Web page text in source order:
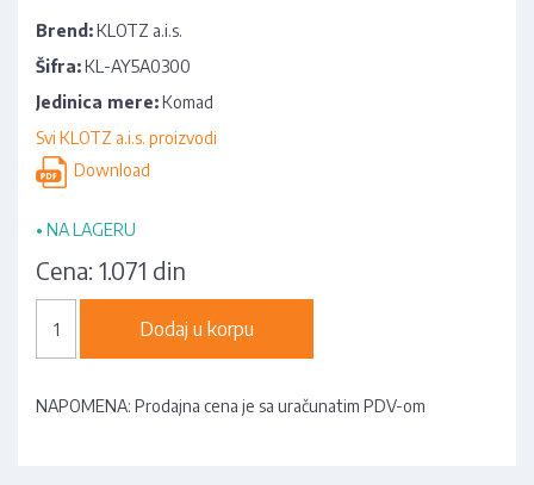
Brend:KLOTZ a.i.s.
Šifra:KL-AY5A0300
Jedinica mere:Komad
Svi KLOTZ a.i.s. proizvodi
Download
• NA LAGERU
Cena: 1.071 din
Dodaj u korpu
NAPOMENA: Prodajna cena je sa uračunatim PDV-om